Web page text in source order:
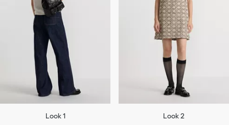
Look 1 Look 2